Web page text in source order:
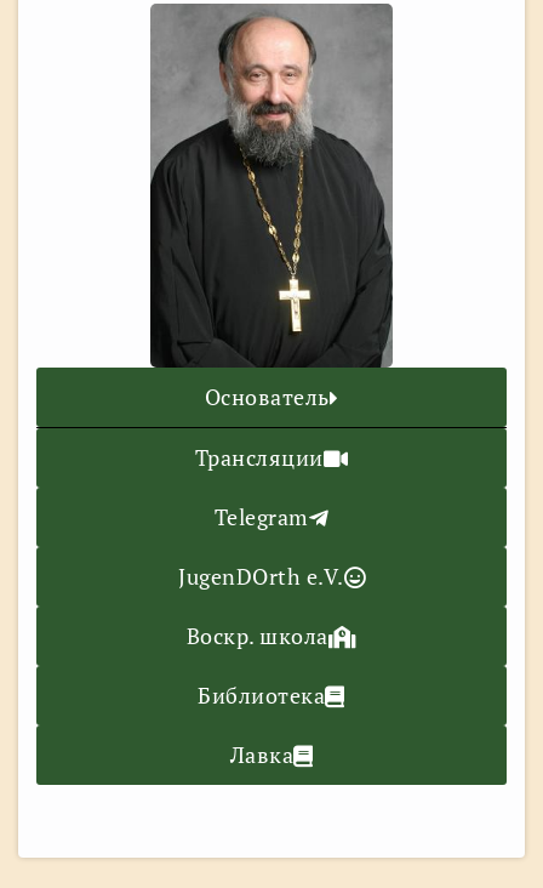
Основатель
Трансляции
Telegram
JugenDOrth e.V.
Воскр. школа
Библиотека
Лавка